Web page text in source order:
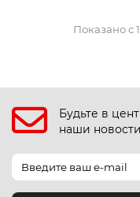
Показано с
Будьте в
наши